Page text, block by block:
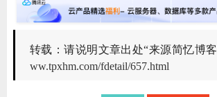
转载：请说明文章出处“来源简忆博
ww.tpxhm.com/fdetail/657.html